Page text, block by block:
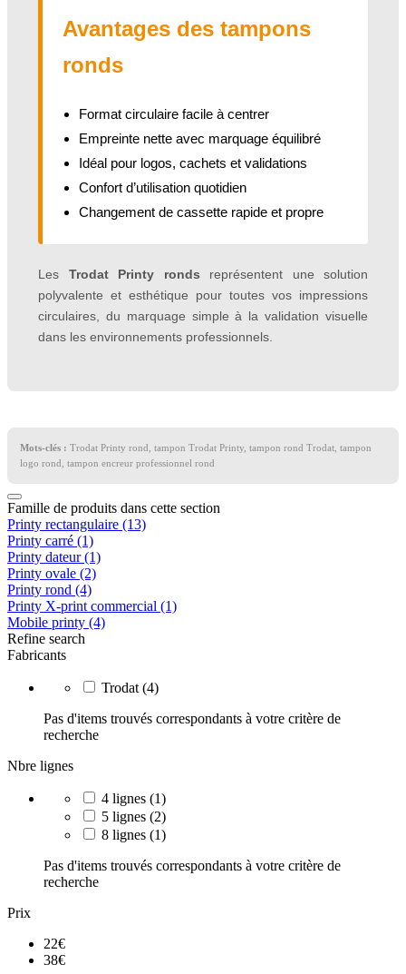
Avantages des tampons
ronds
Format circulaire facile à centrer
Empreinte nette avec marquage équilibré
Idéal pour logos, cachets et validations
Confort d’utilisation quotidien
Changement de cassette rapide et propre
Les Trodat Printy ronds représentent une solution
polyvalente et esthétique pour toutes vos impressions
circulaires, du marquage simple à la validation visuelle
dans les environnements professionnels.
Mots-clés : Trodat Printy rond, tampon Trodat Printy, tampon rond Trodat, tampon
logo rond, tampon encreur professionnel rond
Famille de produits dans cette section
Printy rectangulaire (13)
Printy carré (1)
Printy dateur (1)
Printy ovale (2)
Printy rond (4)
Printy X-print commercial (1)
Mobile printy (4)
Refine search
Fabricants
Trodat (4)
Pas d'items trouvés correspondants à votre critère de
recherche
Nbre lignes
4 lignes (1)
5 lignes (2)
8 lignes (1)
Pas d'items trouvés correspondants à votre critère de
recherche
Prix
22€
38€